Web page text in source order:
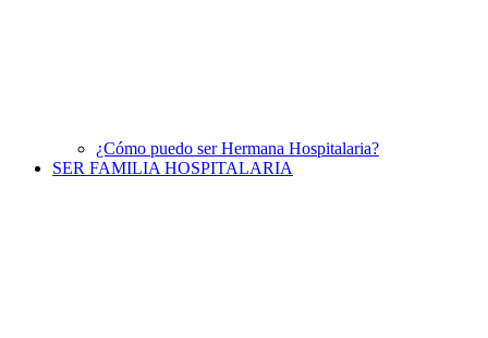
¿Cómo puedo ser Hermana Hospitalaria?
SER FAMILIA HOSPITALARIA